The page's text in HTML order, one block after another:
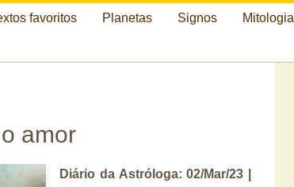
favoritos Planetas Signos Mitologia
amor
Diário da Astróloga: 02/Mar/23 |